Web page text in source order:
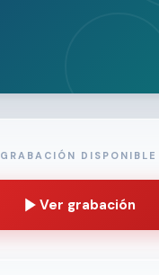
GRABACIÓN DISPONIBLE
Ver grabación